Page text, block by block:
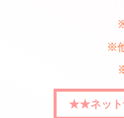
※
★★ネット